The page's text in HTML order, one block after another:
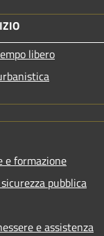
libero
e formazione
pubblica
e assistenza